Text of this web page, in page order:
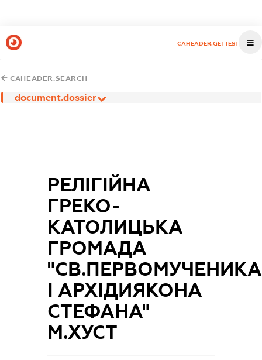
CAHEADER.GETTEST
CAHEADER.SEARCH
document.dossier
РЕЛІГІЙНА
ГРЕКО-
КАТОЛИЦЬКА
ГРОМАДА
"СВ.ПЕРВОМУЧЕНИКА
І АРХІДИЯКОНА
СТЕФАНА"
М.ХУСТ